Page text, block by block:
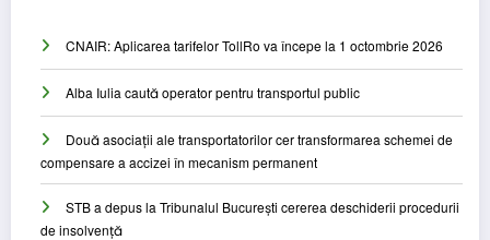
CNAIR: Aplicarea tarifelor TollRo va începe la 1 octombrie 2026
Alba Iulia caută operator pentru transportul public
Două asociații ale transportatorilor cer transformarea schemei de
compensare a accizei în mecanism permanent
STB a depus la Tribunalul București cererea deschiderii procedurii
de insolvență